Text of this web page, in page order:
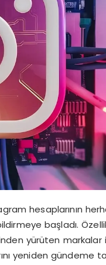
hesaplarının
başladı.
yürüten markalar
yeniden gündeme